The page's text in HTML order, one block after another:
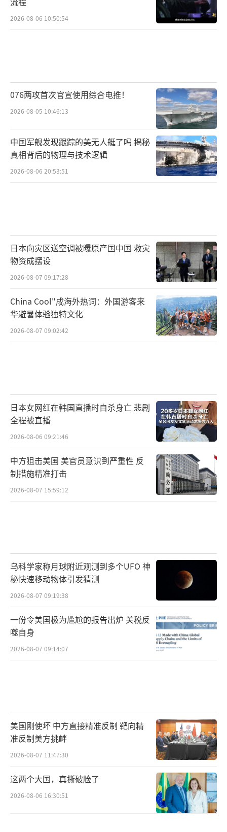
2026-08-06 10:50:54
076两攻首次官宣使用综合电推！
2026-08-05 10:46:13
中国军舰发现跟踪的美无人艇了吗 揭秘
真相背后的物理与技术逻辑
2026-08-06 20:53:51
日本向灾区送空调被曝原产国中国 救灾
物资成摆设
2026-08-07 09:17:28
China Cool"成海外热词：外国游客来
华避暑体验独特文化
2026-08-07 09:02:42
日本女网红在韩国直播时自杀身亡 悲剧
全程被直播
2026-08-06 09:21:46
中方狙击美国 美官员意识到严重性 反
制措施精准打击
2026-08-07 15:59:12
乌科学家称月球附近观测到多个UFO 神
秘快速移动物体引发猜测
2026-08-07 09:19:38
一份令美国极为尴尬的报告出炉 关税反
噬自身
2026-08-07 09:14:07
美国刚使坏 中方直接精准反制 靶向精
准反制美方挑衅
2026-08-07 11:47:30
这两个大国，真撕破脸了
2026-08-06 16:30:51